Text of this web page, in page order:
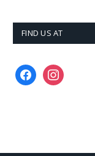
FIND US AT
facebookinstagram